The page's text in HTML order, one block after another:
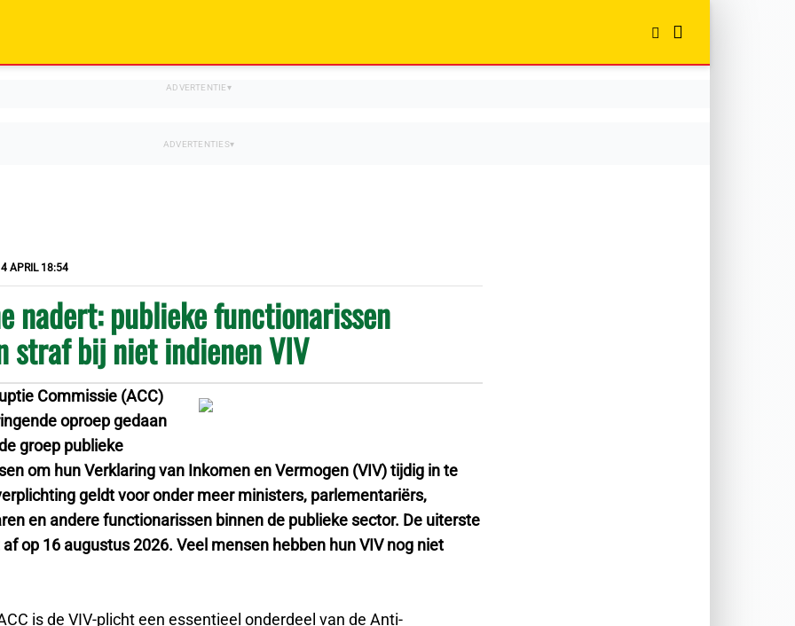
APRIL 18:54
nadert: publieke functionarissen
straf bij niet indienen VIV
Commissie (ACC)
oproep gedaan
groep publieke
om hun Verklaring van Inkomen en Vermogen (VIV) tijdig in te
geldt voor onder meer ministers, parlementariërs,
en andere functionarissen binnen de publieke sector. De uiterste
op 16 augustus 2026. Veel mensen hebben hun VIV nog niet
is de VIV-plicht een essentieel onderdeel van de Anti-